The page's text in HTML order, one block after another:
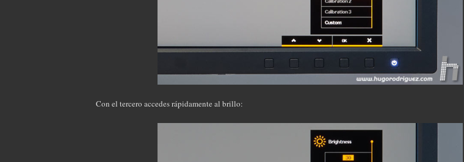
Con el tercero accedes rápidamente al brillo: